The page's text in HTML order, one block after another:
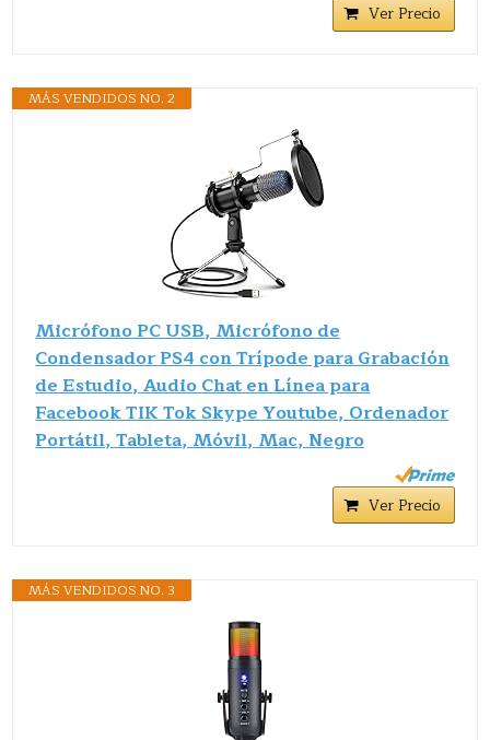
Ver Precio
MÁS VENDIDOS NO. 2
Micrófono PC USB, Micrófono de
Condensador PS4 con Trípode para Grabación
de Estudio, Audio Chat en Línea para
Facebook TIK Tok Skype Youtube, Ordenador
Portátil, Tableta, Móvil, Mac, Negro
Ver Precio
MÁS VENDIDOS NO. 3